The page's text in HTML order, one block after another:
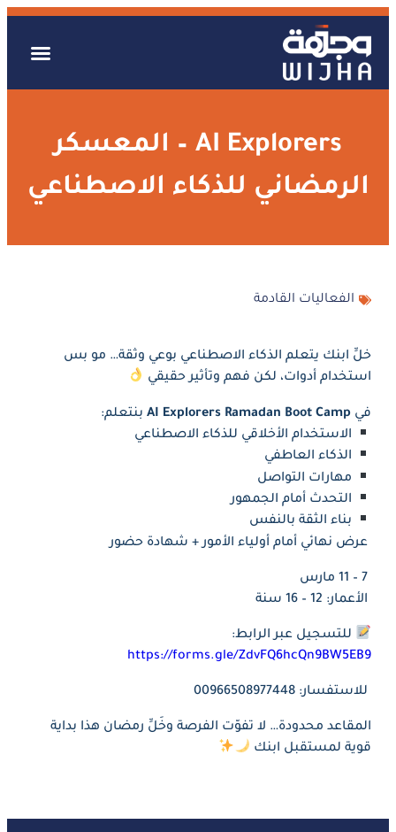
AI Explorers – المعسكر
الرمضاني للذكاء الاصطناعي
الفعاليات القادمة
خلِّ ابنك يتعلم الذكاء الاصطناعي بوعي وثقة… مو بس
استخدام أدوات، لكن فهم وتأثير حقيقي
في AI Explorers Ramadan Boot Camp بنتعلم:
الاستخدام الأخلاقي للذكاء الاصطناعي
الذكاء العاطفي
مهارات التواصل
التحدث أمام الجمهور
بناء الثقة بالنفس
عرض نهائي أمام أولياء الأمور + شهادة حضور
الأعمار: 12 – 16 سنة
للتسجيل عبر الرابط:
https://forms.gle/ZdvFQ6hcQn9BW5EB9
للاستفسار: 00966508977448
المقاعد محدودة… لا تفوّت الفرصة وخَلِّ رمضان هذا بداية
قوية لمستقبل ابنك